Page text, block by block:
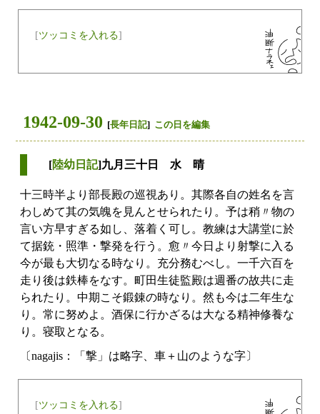
[ツッコミを入れる]
1942-09-30 [長年日記] この日を編集
[陸幼日記]九月三十日 水 晴
十三時半より部長殿の巡視あり。其際各自の姓名を言
わしめて其の気魄を見んとせられたり。予は稍〃物の
言い方早すぎる如し、落着く可し。教練は大講堂に於
て据銃・照準・撃発を行う。愈〃今日より射撃に入る
今が最も大切なる時なり。充分務むべし。一千六百を
走り後は鉄棒をなす。町田生徒監殿は週番の故共に走
られたり。中期こそ鍛錬の時なり。然も今は二年生な
り。常に努めよ。酒保に行かざるは大なる精神修養な
り。寝取となる。
〔nagajis：「撃」は略字、車＋山のような字〕
[ツッコミを入れる]